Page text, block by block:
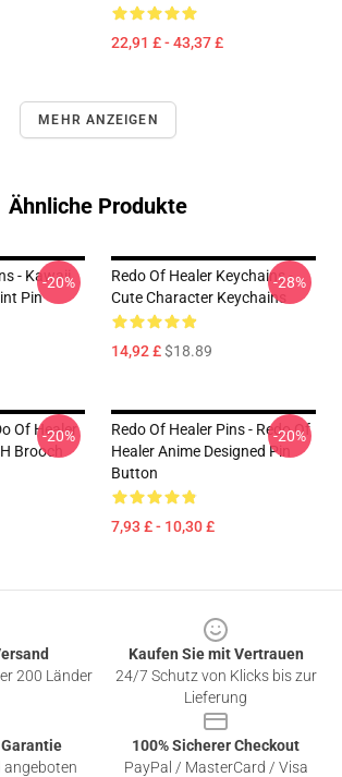
22,91 £ - 43,37 £
MEHR ANZEIGEN
Ähnliche Produkte
- Kawaii
Pin
-20%
Redo Of Healer Keychains -
Cute Character Keychains
14,92 £$18.89
-28%
Of Healer
Brooch
-20%
Redo Of Healer Pins - Redo Of
Healer Anime Designed Pin
Button
7,93 £ - 10,30 £
-20%
200 Länder
Kaufen Sie mit Vertrauen
24/7 Schutz von Klicks bis zur
Lieferung
angeboten
100% Sicherer Checkout
PayPal / MasterCard / Visa